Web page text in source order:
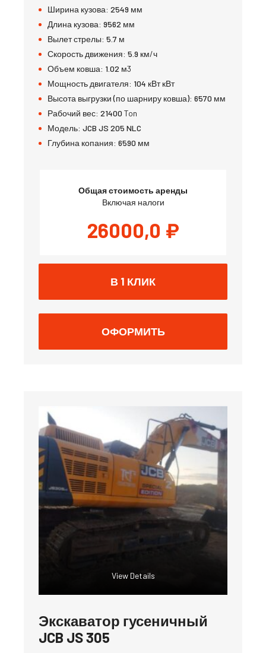
Ширина кузова: 2549 мм
Длина кузова: 9562 мм
Вылет стрелы: 5.7 м
Скорость движения: 5.9 км/ч
Объем ковша: 1.02 м3
Мощность двигателя: 104 кВт кВт
Высота выгрузки (по шарниру ковша): 6570 мм
Рабочий вес: 21400 Ton
Модель: JCB JS 205 NLC
Глубина копания: 6590 мм
Общая стоимость аренды
Включая налоги
26000,0 ₽
В 1 КЛИК
ОФОРМИТЬ
View Details
Экскаватор гусеничный
JCB JS 305